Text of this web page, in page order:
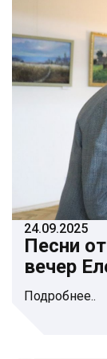
24.09.2025
Песни
вечер
Подробнее..